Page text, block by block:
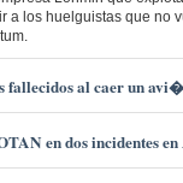
los huelguistas que no
fallecidos al caer un
en dos incidentes